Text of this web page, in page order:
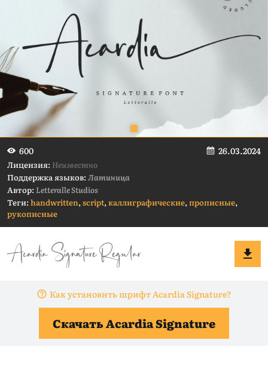
600 26.03.2024
Лицензия: Неизвестно
Поддержка языков:Латиница
Автор: Letteralle Studios
Теги:handwritten, script, каллиграфические, прописные,
рукописные
Как установить шрифт Acardia Signature?
Скачать Acardia Signature